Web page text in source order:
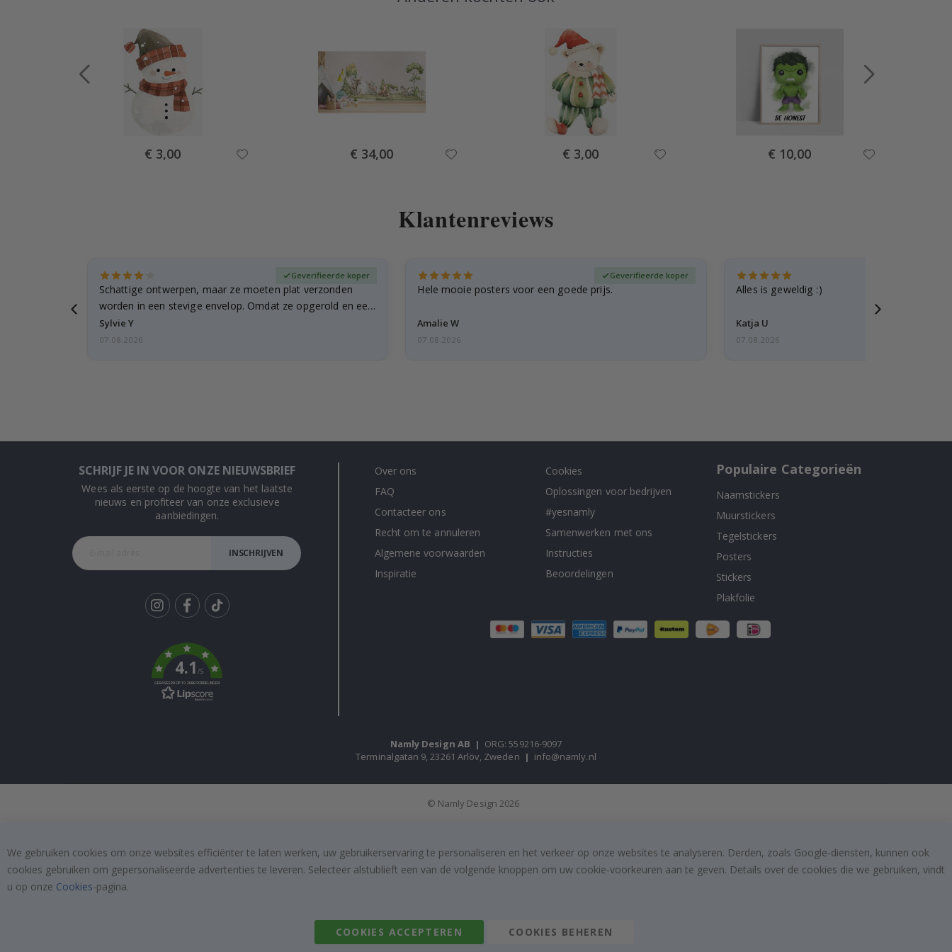
Special
Price
€ 3,00 Special
Price
€ 34,00 Special
Price
€ 3,00 Special
Price
€ 10,00
Klantenreviews
Schattige ontwerpen, maar ze moeten plat verzonden
worden in een stevige envelop. Omdat ze opgerold en een
beetje…
Sylvie Y
Geverifieerde koper
07.08.2026
Hele mooie posters voor een goede prijs.
Amalie W
Geverifieerde koper
07.08.2026
Alles is geweldig :)
Katja U
07.08.2026
SCHRIJF JE IN VOOR ONZE NIEUWSBRIEF
Wees als eerste op de hoogte van het laatste
nieuws en profiteer van onze exclusieve
aanbiedingen.
INSCHRIJVEN
k
4.1/5
GEBASEERD OP 1029 BEOORDELINGEN
Over ons
FAQ
Contacteer ons
Recht om te annuleren
Algemene voorwaarden
Inspiratie
Cookies
Oplossingen voor bedrijven
#yesnamly
Samenwerken met ons
Instructies
Beoordelingen
Populaire Categorieën
Naamstickers
Muurstickers
Tegelstickers
Posters
Stickers
Plakfolie
Namly Design AB | ORG: 559216-9097
Terminalgatan 9, 23261 Arlöv, Zweden | info@namly.nl
© Namly Design 2026
We gebruiken cookies om onze websites efficiënter te laten werken, uw gebruikerservaring te personaliseren en het verkeer op onze websites te analyseren. Derden, zoals Google-diensten, kunnen ook
cookies gebruiken om gepersonaliseerde advertenties te leveren. Selecteer alstublieft een van de volgende knoppen om uw cookie-voorkeuren aan te geven. Details over de cookies die we gebruiken, vindt
u op onze Cookies-pagina.
COOKIES ACCEPTEREN COOKIES BEHEREN